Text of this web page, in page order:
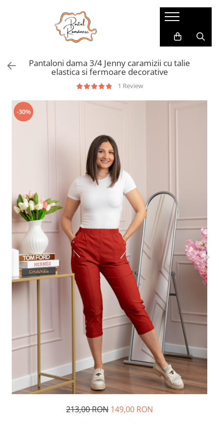
Pijamale Dama Marimi Mari
Pijamale Baieti
Pijamale Fetite
Imbracaminte copii
Imbracaminte Baieti
Pantaloni dama 3/4 Jenny caramizii cu talie
elastica si fermoare decorative
1 Review
-30%
213,00 RON 149,00 RON